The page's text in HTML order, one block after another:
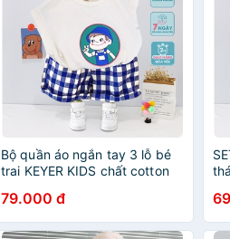
Bộ quần áo ngắn tay 3 lỗ bé
trai KEYER KIDS chất cotton
in hoạt hình SZ41
79.000 đ